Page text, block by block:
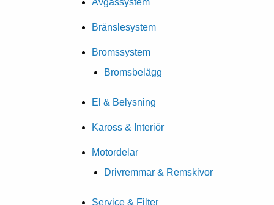
Bränslesystem
Bromssystem
Bromsbelägg
El & Belysning
Kaross & Interiör
Motordelar
Drivremmar & Remskivor
Service & Filter